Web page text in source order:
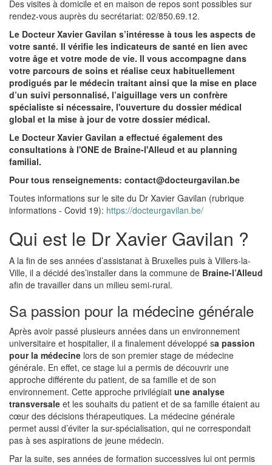
Des visites à domicile et en maison de repos sont possibles sur
rendez-vous auprès du secrétariat: 02/850.69.12.
Le Docteur Xavier Gavilan s’intéresse à tous les aspects de
votre santé. Il vérifie les indicateurs de santé en lien avec
votre âge et votre mode de vie. Il vous accompagne dans
votre parcours de soins et réalise ceux habituellement
prodigués par le médecin traitant ainsi que la mise en place
d’un suivi personnalisé, l’aiguillage vers un confrère
spécialiste si nécessaire, l'ouverture du dossier médical
global et la mise à jour de votre dossier médical.
Le Docteur Xavier Gavilan a effectué également des
consultations à l'ONE de Braine-l'Alleud et au planning
familial.
Pour tous renseignements: contact@docteurgavilan.be
Toutes informations sur le site du Dr Xavier Gavilan (rubrique
informations - Covid 19): https://docteurgavilan.be/
Qui est le Dr Xavier Gavilan ?
A la fin de ses années d’assistanat à Bruxelles puis à Villers-la-
Ville, il a décidé des’installer dans la commune de Braine-l’Alleud
afin de travailler dans un milieu semi-rural.
Sa passion pour la médecine générale
Après avoir passé plusieurs années dans un environnement
universitaire et hospitalier, il a finalement développé sa passion
pour la médecine lors de son premier stage de médecine
générale. En effet, ce stage lui a permis de découvrir une
approche différente du patient, de sa famille et de son
environnement. Cette approche privilégiait une analyse
transversale et les souhaits du patient et de sa famille étaient au
cœur des décisions thérapeutiques. La médecine générale
permet aussi d’éviter la sur-spécialisation, qui ne correspondait
pas à ses aspirations de jeune médecin.
Par la suite, ses années de formation successives lui ont permis